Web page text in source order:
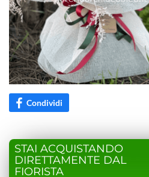
Condividi
STAI ACQUISTANDO
DIRETTAMENTE DAL
FIORISTA